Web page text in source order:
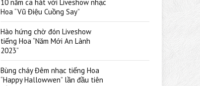
10 năm ca hát với Liveshow nhạc
Hoa “Vũ Điệu Cuồng Say”
Hào hứng chờ đón Liveshow
tiếng Hoa “Năm Mới An Lành
2023”
Bùng cháy Đêm nhạc tiếng Hoa
“Happy Hallowwen” lần đầu tiên